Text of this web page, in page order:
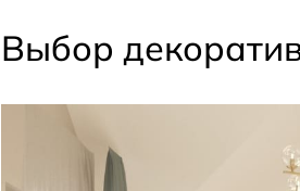
Выбор